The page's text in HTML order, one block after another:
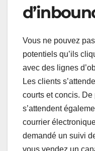
Vous ne pouvez
potentiels qu’ils
avec des lignes
Les clients
courts et concis.
s’attendent
courrier
demandé un suivi
vous vendez un